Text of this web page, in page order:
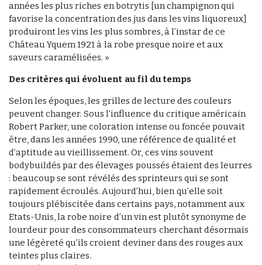
années les plus riches en botrytis [un champignon qui
favorise la concentration des jus dans les vins liquoreux]
produiront les vins les plus sombres, à l’instar de ce
Château Yquem 1921 à la robe presque noire et aux
saveurs caramélisées. »
Des critères qui évoluent au fil du temps
Selon les époques, les grilles de lecture des couleurs
peuvent changer. Sous l’influence du critique américain
Robert Parker, une coloration intense ou foncée pouvait
être, dans les années 1990, une référence de qualité et
d’aptitude au vieillissement. Or, ces vins souvent
bodybuildés par des élevages poussés étaient des leurres
: beaucoup se sont révélés des sprinteurs qui se sont
rapidement écroulés. Aujourd’hui, bien qu’elle soit
toujours plébiscitée dans certains pays, notamment aux
Etats-Unis, la robe noire d’un vin est plutôt synonyme de
lourdeur pour des consommateurs cherchant désormais
une légèreté qu’ils croient deviner dans des rouges aux
teintes plus claires.